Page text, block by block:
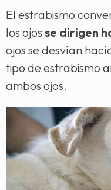
El estrabismo
los ojos se dirigen
ojos se desvían
tipo de estrabismo
ambos ojos.